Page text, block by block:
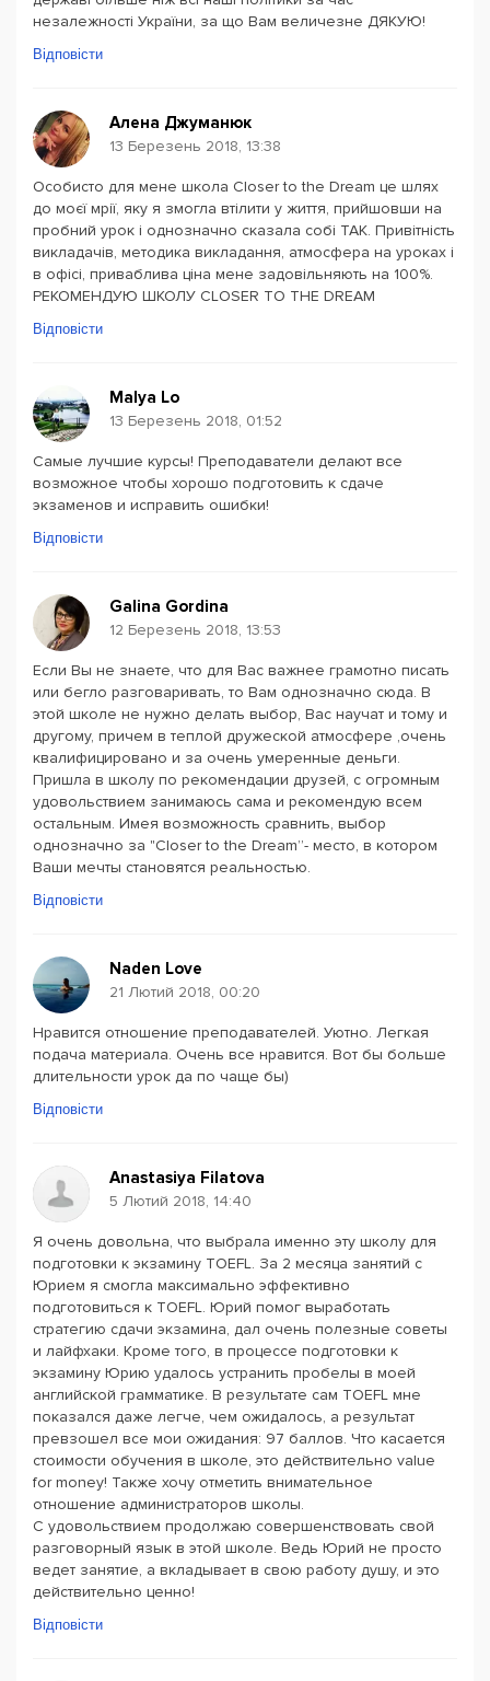
незалежності України, за що Вам величезне ДЯКУЮ!
Відповісти
Алена Джуманюк
13 Березень 2018, 13:38
Особисто для мене школа Closer to the Dream це шлях
до моєї мрії, яку я змогла втілити у життя, прийшовши на
пробний урок і однозначно сказала собі ТАК. Привітність
викладачів, методика викладання, атмосфера на уроках і
в офісі, приваблива ціна мене задовільняють на 100%.
РЕКОМЕНДУЮ ШКОЛУ СLOSER TO THE DREAM
Відповісти
Malya Lo
13 Березень 2018, 01:52
Самые лучшие курсы! Преподаватели делают все
возможное чтобы хорошо подготовить к сдаче
экзаменов и исправить ошибки!
Відповісти
Galina Gordina
12 Березень 2018, 13:53
Если Вы не знаете, что для Вас важнее грамотно писать
или бегло разговаривать, то Вам однозначно сюда. В
этой школе не нужно делать выбор, Вас научат и тому и
другому, причем в теплой дружеской атмосфере ,очень
квалифицировано и за очень умеренные деньги.
Пришла в школу по рекомендации друзей, с огромным
удовольствием занимаюсь сама и рекомендую всем
остальным. Имея возможность сравнить, выбор
однозначно за "Closer to the Dream”- место, в котором
Ваши мечты становятся реальностью.
Відповісти
Naden Love
21 Лютий 2018, 00:20
Нравится отношение преподавателей. Уютно. Легкая
подача материала. Очень все нравится. Вот бы больше
длительности урок да по чаще бы)
Відповісти
Anastasiya Filatova
5 Лютий 2018, 14:40
Я очень довольна, что выбрала именно эту школу для
подготовки к экзамину TOEFL. За 2 месяца занятий с
Юрием я смогла максимально эффективно
подготовиться к TOEFL. Юрий помог выработать
стратегию сдачи экзамина, дал очень полезные советы
и лайфхаки. Кроме того, в процессе подготовки к
экзамину Юрию удалось устранить пробелы в моей
английской грамматике. В результате сам TOEFL мне
показался даже легче, чем ожидалось, а результат
превзошел все мои ожидания: 97 баллов. Что касается
стоимости обучения в школе, это действительно value
for money! Также хочу отметить внимательное
отношение администраторов школы.
С удовольствием продолжаю совершенствовать свой
разговорный язык в этой школе. Ведь Юрий не просто
ведет занятие, а вкладывает в свою работу душу, и это
действительно ценно!
Відповісти